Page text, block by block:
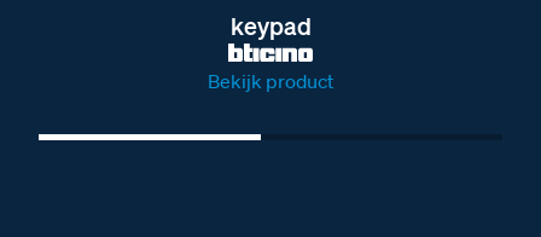
keypad
Bekijk product